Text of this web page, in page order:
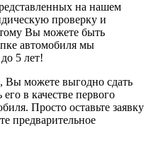
на нашем
проверку и
Вы можете быть
автомобиля мы
5 лет!
Вы можете выгодно сдать
в качестве первого
Просто оставьте заявку
предварительное